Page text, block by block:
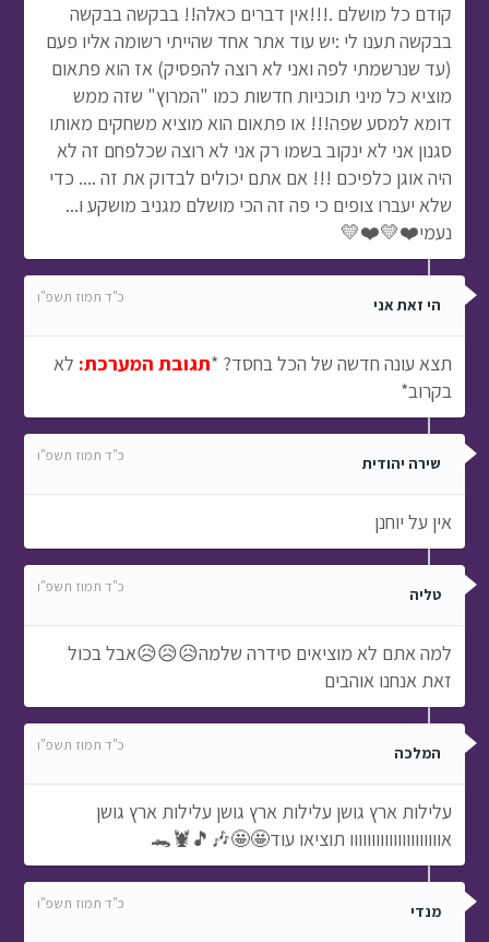
קודם כל מושלם .!!!אין דברים כאלה!! בבקשה בבקשה
בבקשה תענו לי :יש עוד אתר אחד שהייתי רשומה אליו פעם
(עד שנרשמתי לפה ואני לא רוצה להפסיק) אז הוא פתאום
מוציא כל מיני תוכניות חדשות כמו "המרוץ" שזה ממש
דומא למסע שפה!!! או פתאום הוא מוציא משחקים מאותו
סגנון אני לא ינקוב בשמו רק אני לא רוצה שכלפחם זה לא
היה אוגן כלפיכם !!! אם אתם יכולים לבדוק את זה .... כדי
שלא יעברו צופים כי פה זה הכי מושלם מגניב מושקע ו...
נעמי❤️💛❤️💛
הי זאת אני כ"ד תמוז תשפ"ו
תצא עונה חדשה של הכל בחסד? *תגובת המערכת: לא
בקרוב*
שירה יהודית כ"ד תמוז תשפ"ו
אין על יוחנן
טליה כ"ד תמוז תשפ"ו
למה אתם לא מוציאים סידרה שלמה😥😥😥אבל בכול
זאת אנחנו אוהבים
המלכה כ"ד תמוז תשפ"ו
עלילות ארץ גושן עלילות ארץ גושן עלילות ארץ גושן
אווווווווווווווווווווו תוציאו עוד🤩🤩🎶🎵🦞🐊
מנדי כ"ד תמוז תשפ"ו